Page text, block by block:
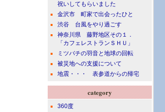
祝いしてもらいました
金沢市 町家で出会ったひと
渋谷 台風をやり過ごす
神奈川県 藤野地区その１．
「カフェレストランＳＨＵ」
ミツバチの羽音と地球の回転
被災地への支援について
地震・・・ 表参道からの帰宅
category
360度